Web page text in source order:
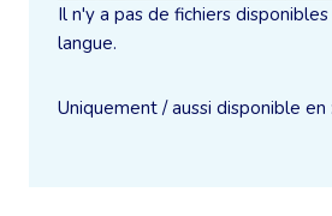
Il n'y a pas de fichiers
langue.
Uniquement / aussi disponible en :